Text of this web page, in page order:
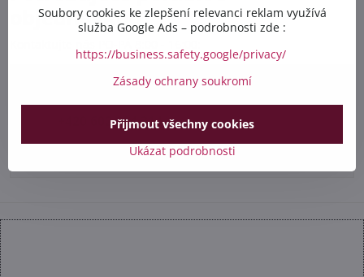
objednávkou?
+420 412 528 367
+420 602 284 314
info​@safetex​.cz
Soubory cookies ke zlepšení relevanci reklam využívá
služba Google Ads – podrobnosti zde :
https://business.safety.google/privacy/
Zásady ochrany soukromí
Ukázat podrobnosti
Přijmout všechny cookies